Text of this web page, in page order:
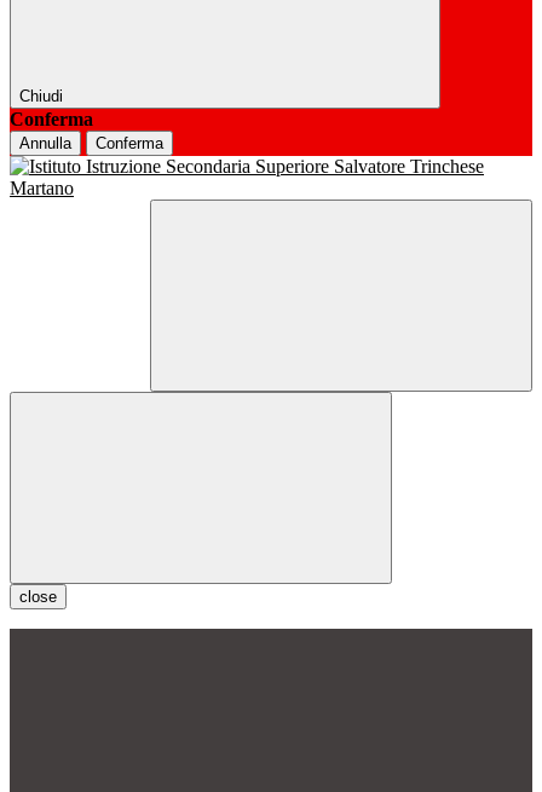
Chiudi
Conferma
Annulla Conferma
close